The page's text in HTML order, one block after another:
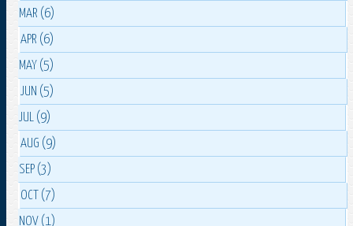
MAR (6)
APR (6)
MAY (5)
JUN (5)
JUL (9)
AUG (9)
SEP (3)
OCT (7)
NOV (1)